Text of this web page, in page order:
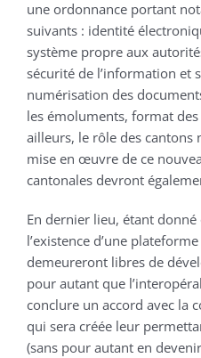
une ordonnance portant
suivants : identité
système propre aux
sécurité de l’information et
numérisation des
les émoluments, format
ailleurs, le rôle des cantons
mise en œuvre de ce
cantonales devront
En dernier lieu, étant
l’existence d’une
demeureront libres de
pour autant que
conclure un accord avec la
qui sera créée leur
(sans pour autant en